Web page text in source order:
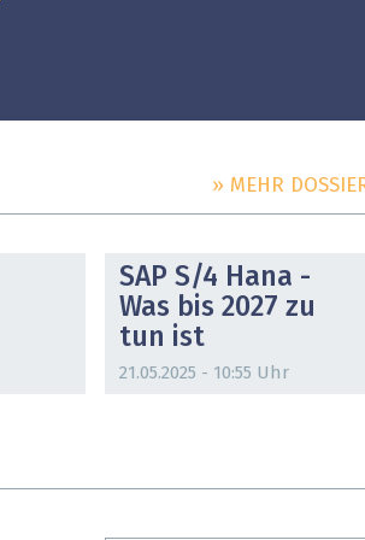
» MEHR
SAP S/4 Hana -
Was bis 2027 zu
tun ist
21.05.2025 - 10:55 Uhr